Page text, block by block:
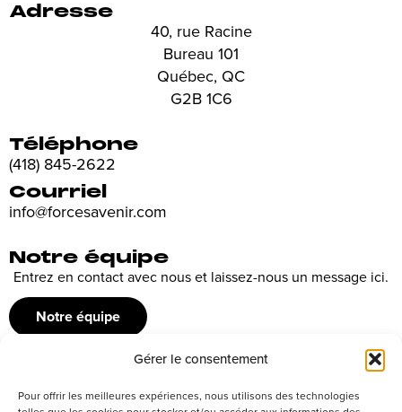
Gérer le consentement
Pour offrir les meilleures expériences, nous utilisons des technologies
Adresse
40, rue Racine
Bureau 101
Québec, QC
G2B 1C6
Téléphone
(418) 845-2622
Courriel
info@forcesavenir.com
Notre équipe
Entrez en contact avec nous et laissez-nous un message ici.
Notre équipe
Recrutement